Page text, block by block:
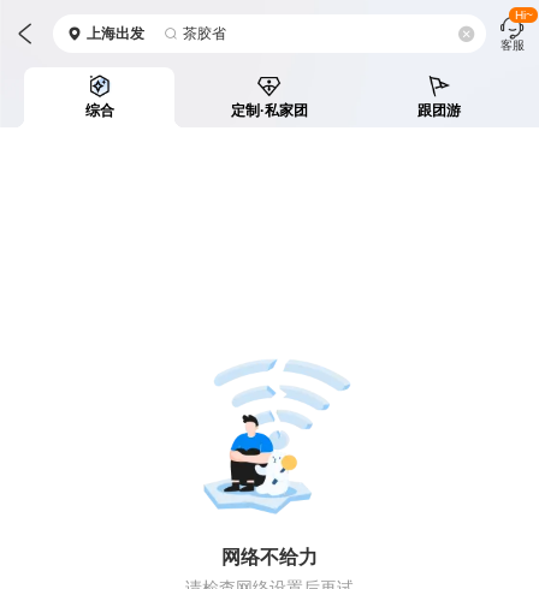
上海出发 茶胶省
客服
Hi~
综合 定制·私家团 跟团游
网络不给力